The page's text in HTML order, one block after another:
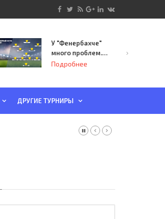
У "Фенербахче"
много проблем.
Но он опасен для
Подробнее
ДРУГИЕ ТУРНИРЫ